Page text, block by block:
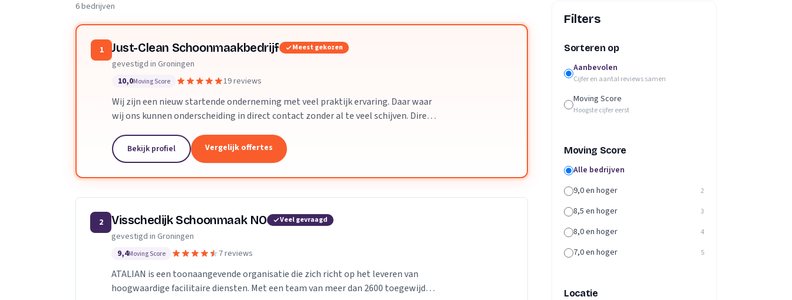
6 bedrijven
1 Just-Clean Schoonmaakbedrijf Meest gekozen
gevestigd in Groningen
10,0Moving Score 19 reviews
Wij zijn een nieuw startende onderneming met veel praktijk ervaring. Daar waar
wij ons kunnen onderscheiding in direct contact zonder al te veel schijven. Direct
Bekijk profiel Vergelijk offertes
2 Visschedijk Schoonmaak NO Veel gevraagd
gevestigd in Groningen
9,4Moving Score 7 reviews
ATALIAN is een toonaangevende organisatie die zich richt op het leveren van
hoogwaardige facilitaire diensten. Met een team van meer dan 2600 toegewijde
Filters
Sorteren op
Aanbevolen
Cijfer en aantal reviews samen
Moving Score
Hoogste cijfer eerst
Moving Score
Alle bedrijven
9,0 en hoger
2
8,5 en hoger 3
8,0 en hoger 4
7,0 en hoger 5
Locatie